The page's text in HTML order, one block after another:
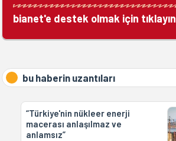
bianet'e destek olmak için tıklayın
bu haberin uzantıları
“Türkiye'nin nükleer enerji
macerası anlaşılmaz ve
anlamsız”